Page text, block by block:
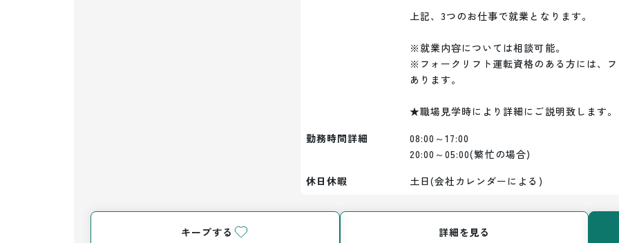
上記、3つのお仕事で就業となります。
※就業内容については相談可能。
※フォークリフト運転資格のある方には、
あります。
★職場見学時により詳細にご説明致します。
勤務時間詳細
08:00～17:00
20:00～05:00(繁忙の場合)
休日休暇
土日(会社カレンダーによる)
キープする 詳細を見る